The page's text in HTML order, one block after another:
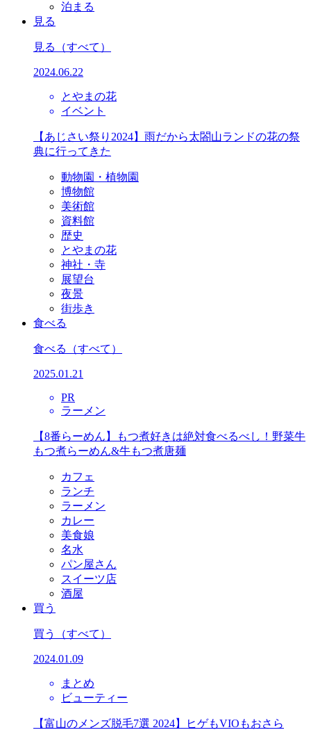
泊まる
見る
見る （すべて）
2024.06.22
とやまの花
イベント
【あじさい祭り2024】雨だから太閤山ランドの花の祭
典に行ってきた
動物園・植物園
博物館
美術館
資料館
歴史
とやまの花
神社・寺
展望台
夜景
街歩き
食べる
食べる （すべて）
2025.01.21
PR
ラーメン
【8番らーめん】もつ煮好きは絶対食べるべし！野菜牛
もつ煮らーめん&牛もつ煮唐麺
カフェ
ランチ
ラーメン
カレー
美食娘
名水
パン屋さん
スイーツ店
酒屋
買う
買う （すべて）
2024.01.09
まとめ
ビューティー
【富山のメンズ脱毛7選 2024】ヒゲもVIOもおさら